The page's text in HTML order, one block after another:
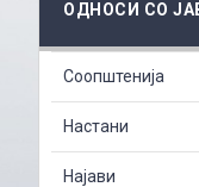
ОДНОСИ СО
Соопштенија
Настани
Најави